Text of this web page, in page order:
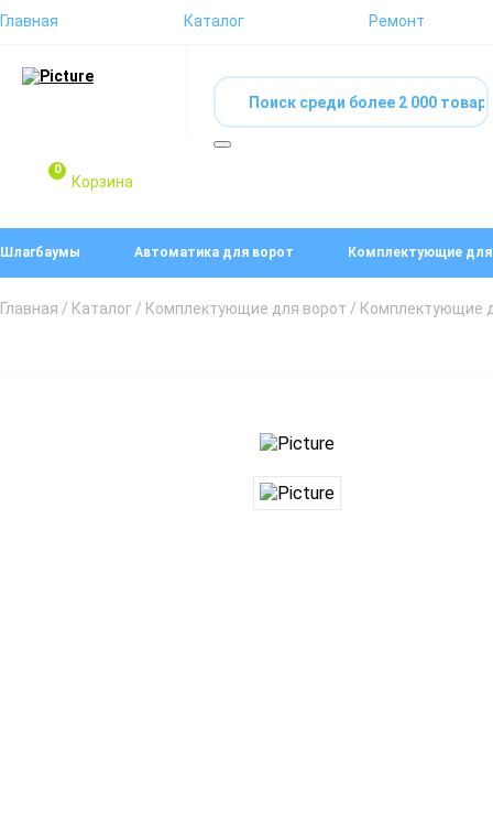
Главная Каталог Ремонт
0
Корзина
Шлагбаумы Автоматика для ворот Комплектующие
Главная / Каталог / Комплектующие для ворот / Комплектующие